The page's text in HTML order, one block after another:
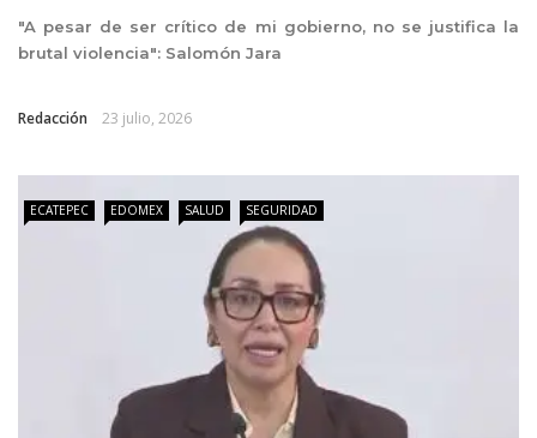
"A pesar de ser crítico de mi gobierno, no se justifica la
brutal violencia": Salomón Jara
Redacción 23 julio, 2026
ECATEPEC EDOMEX SALUD SEGURIDAD